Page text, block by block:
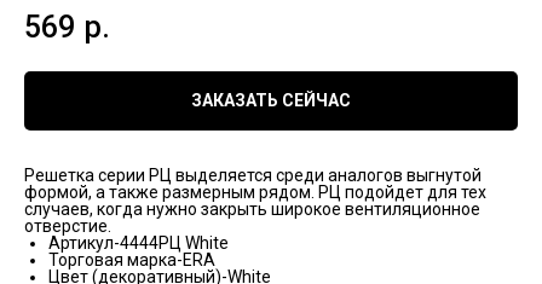
569 р.
ЗАКАЗАТЬ СЕЙЧАС
Решетка серии РЦ выделяется среди аналогов выгнутой
формой, а также размерным рядом. РЦ подойдет для тех
случаев, когда нужно закрыть широкое вентиляционное
отверстие.
Артикул-4444РЦ White
Торговая марка-ERA
Цвет (декоративный)-White